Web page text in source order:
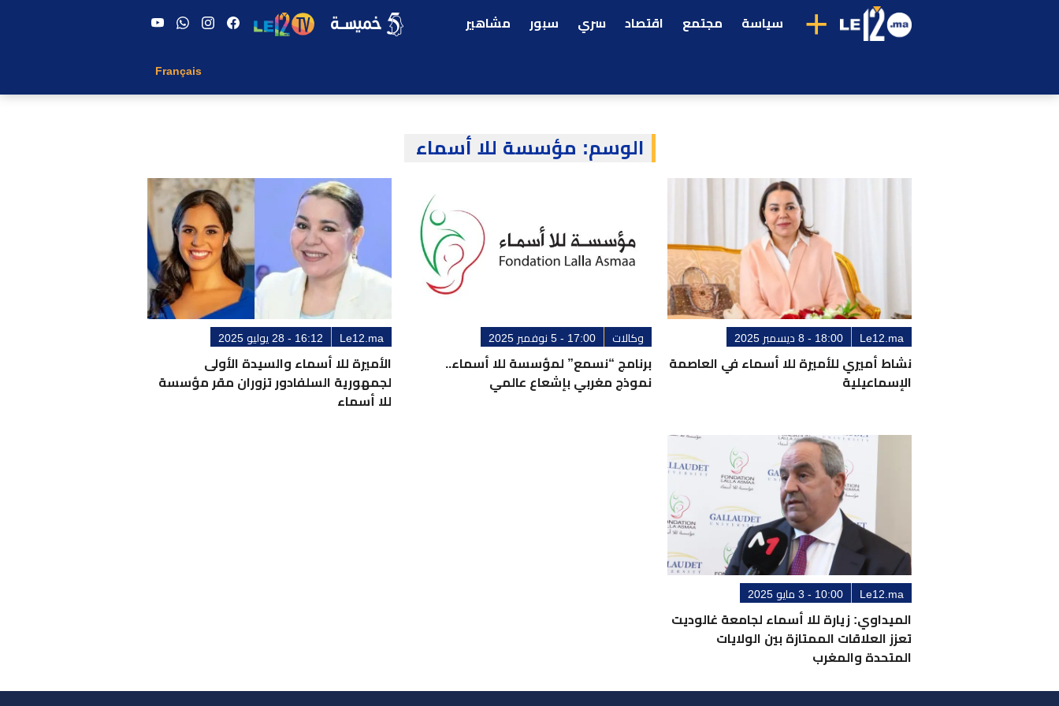
+ سياسة مجتمع اقتصاد سري سبور مشاهير
Français
الوسم: مؤسسة للا أسماء
Le12.ma 18:00 - 8 ديسمبر 2025
نشاط أميري للأميرة للا أسماء في العاصمة
الإسماعيلية
وكالات 17:00 - 5 نوفمبر 2025
برنامج “نسمع” لمؤسسة للا أسماء..
نموذج مغربي بإشعاع عالمي
Le12.ma 16:12 - 28 يوليو 2025
الأميرة للا أسماء والسيدة الأولى
لجمهورية السلفادور تزوران مقر مؤسسة
للا أسماء
Le12.ma 10:00 - 3 مايو 2025
الميداوي: زيارة للا أسماء لجامعة غالوديت
تعزز العلاقات الممتازة بين الولايات
المتحدة والمغرب